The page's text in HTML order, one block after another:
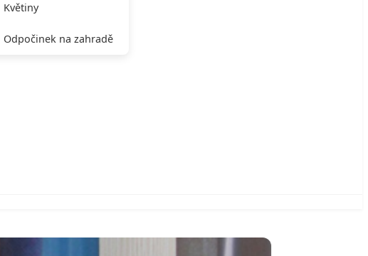
Květiny
Odpočinek na zahradě